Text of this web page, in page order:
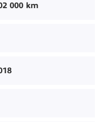
000 km